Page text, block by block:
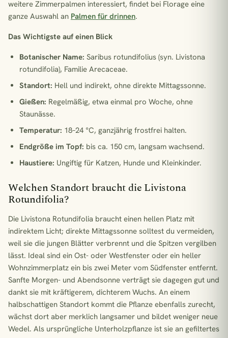
weitere Zimmerpalmen interessiert, findet bei Florage eine
ganze Auswahl an Palmen für drinnen.
Das Wichtigste auf einen Blick
Botanischer Name: Saribus rotundifolius (syn. Livistona
rotundifolia), Familie Arecaceae.
Standort: Hell und indirekt, ohne direkte Mittagssonne.
Gießen: Regelmäßig, etwa einmal pro Woche, ohne
Staunässe.
Temperatur: 18–24 °C, ganzjährig frostfrei halten.
Endgröße im Topf: bis ca. 150 cm, langsam wachsend.
Haustiere: Ungiftig für Katzen, Hunde und Kleinkinder.
Welchen Standort braucht die Livistona
Rotundifolia?
Die Livistona Rotundifolia braucht einen hellen Platz mit
indirektem Licht; direkte Mittagssonne solltest du vermeiden,
weil sie die jungen Blätter verbrennt und die Spitzen vergilben
lässt. Ideal sind ein Ost- oder Westfenster oder ein heller
Wohnzimmerplatz ein bis zwei Meter vom Südfenster entfernt.
Sanfte Morgen- und Abendsonne verträgt sie dagegen gut und
dankt sie mit kräftigerem, dichterem Wuchs. An einem
halbschattigen Standort kommt die Pflanze ebenfalls zurecht,
wächst dort aber merklich langsamer und bildet weniger neue
Wedel. Als ursprüngliche Unterholzpflanze ist sie an gefiltertes